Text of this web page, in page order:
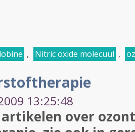
, Nitric oxide molecuul ,
13:25:48
over